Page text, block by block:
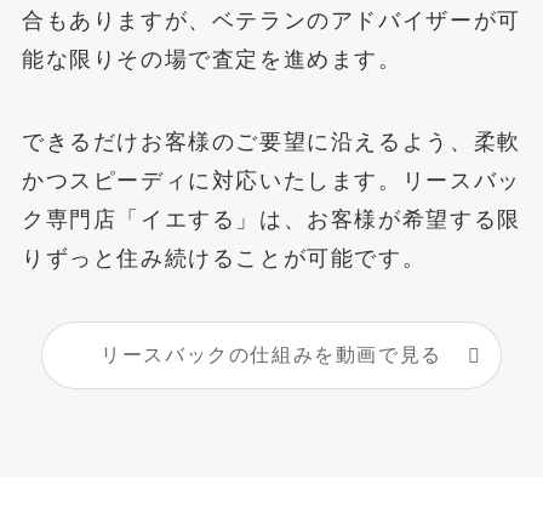
合もありますが、ベテランのアドバイザーが可
能な限りその場で査定を進めます。
できるだけお客様のご要望に沿えるよう、柔軟
かつスピーディに対応いたします。リースバッ
ク専門店「イエする」は、お客様が希望する限
りずっと住み続けることが可能です。
リースバックの仕組みを動画で見る